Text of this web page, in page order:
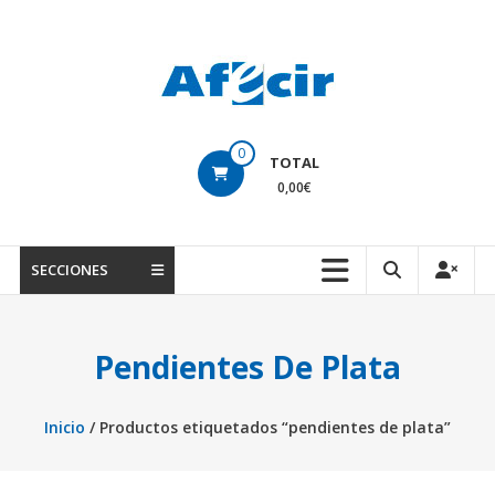
Ciudad
Rodrigo
marketplace
0 TOTAL
0,00€
SECCIONES
Pendientes De Plata
Inicio / Productos etiquetados “pendientes de plata”